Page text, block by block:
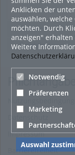
Anklicken der
auswählen, welche
möchten. Durch
anzeigen" erhalten
Weitere
Notwendig
Präferenzen
Marketing
Auswahl
Featured
Beliebtheit
Pflichtangaben
Impressum
Barrierefreiheit